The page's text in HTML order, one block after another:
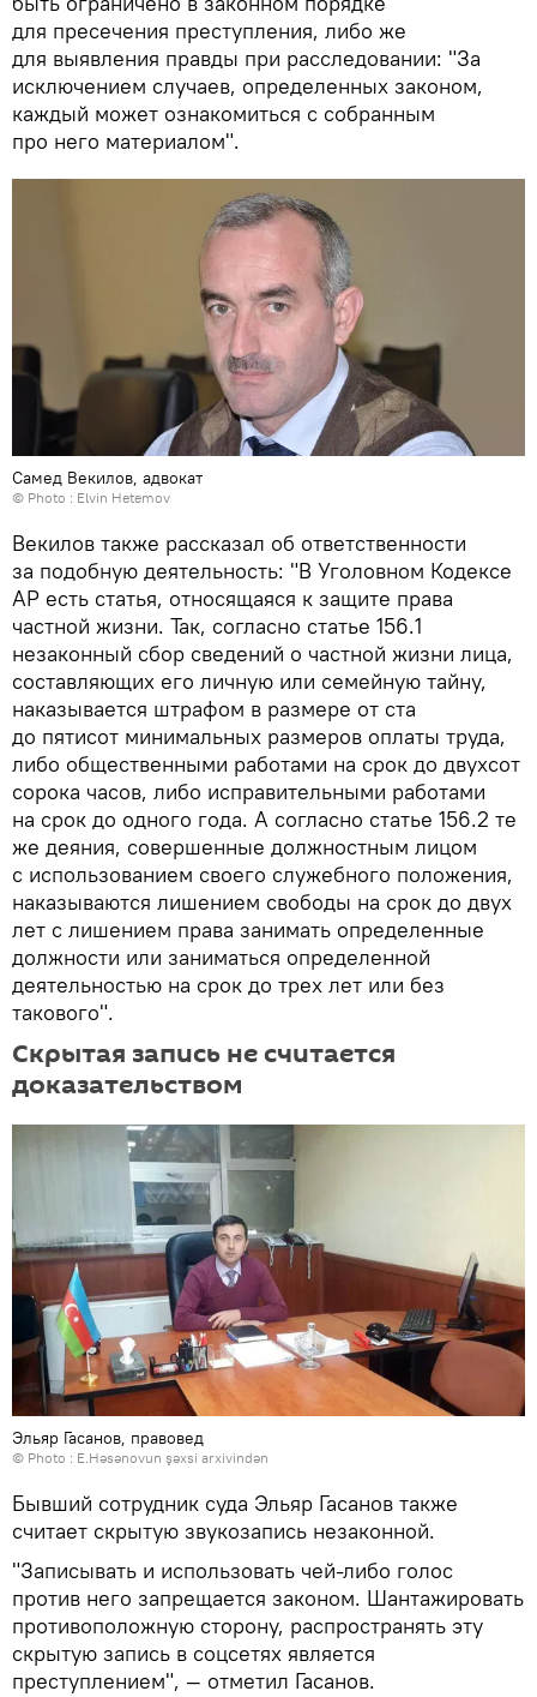
для пресечения преступления, либо же
для выявления правды при расследовании: "За
исключением случаев, определенных законом,
каждый может ознакомиться с собранным
про него материалом".
Самед Векилов, адвокат
© Photo : Elvin Hetemov
Векилов также рассказал об ответственности
за подобную деятельность: "В Уголовном Кодексе
АР есть статья, относящаяся к защите права
частной жизни. Так, согласно статье 156.1
незаконный сбор сведений о частной жизни лица,
составляющих его личную или семейную тайну,
наказывается штрафом в размере от ста
до пятисот минимальных размеров оплаты труда,
либо общественными работами на срок до двухсот
сорока часов, либо исправительными работами
на срок до одного года. А согласно статье 156.2 те
же деяния, совершенные должностным лицом
с использованием своего служебного положения,
наказываются лишением свободы на срок до двух
лет с лишением права занимать определенные
должности или заниматься определенной
деятельностью на срок до трех лет или без
такового".
Скрытая запись не считается
доказательством
Эльяр Гасанов, правовед
© Photo : E.Həsənovun şəxsi arxivindən
Бывший сотрудник суда Эльяр Гасанов также
считает скрытую звукозапись незаконной.
"Записывать и использовать чей-либо голос
против него запрещается законом. Шантажировать
противоположную сторону, распространять эту
скрытую запись в соцсетях является
преступлением", — отметил Гасанов.